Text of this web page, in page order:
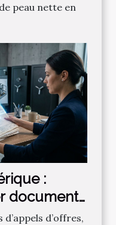
peau nette en
:
documents
d’offres,